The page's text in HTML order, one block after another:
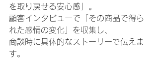
を取り戻せる安心感」。
顧客インタビューで「その商品で得ら
れた感情の変化」を収集し、
商談時に具体的なストーリーで伝えま
す。